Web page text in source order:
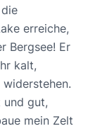
erreiche,
Bergsee! Er
kalt,
und gut,
mein Zelt